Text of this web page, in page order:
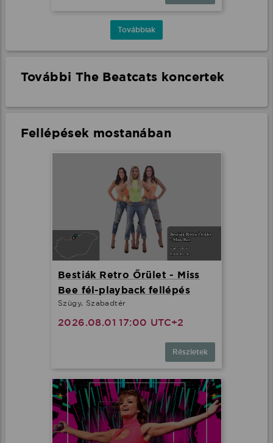
Továbbiak
További The Beatcats koncertek
Fellépések mostanában
Bestiák Retro Őrület - Miss
Bee fél-playback fellépés
Szügy, Szabadtér
2026.08.01 17:00 UTC+2
Részletek